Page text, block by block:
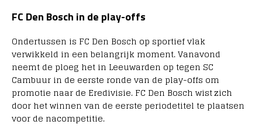
FC Den Bosch in de play-offs
Ondertussen is FC Den Bosch op sportief vlak
verwikkeld in een belangrijk moment. Vanavond
neemt de ploeg het in Leeuwarden op tegen SC
Cambuur in de eerste ronde van de play-offs om
promotie naar de Eredivisie. FC Den Bosch wist zich
door het winnen van de eerste periodetitel te plaatsen
voor de nacompetitie.